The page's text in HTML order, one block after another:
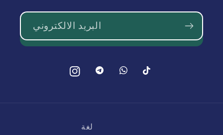
البريد الالكتروني
انستغرامبينتيريستبينتيريست
تيك
لغة